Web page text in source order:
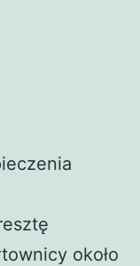
około